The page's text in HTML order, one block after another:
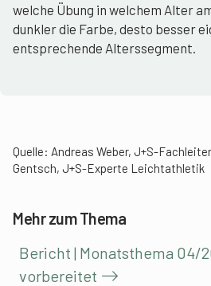
welche Übung in welchem Alter
dunkler die Farbe, desto besser
entsprechende Alterssegment.
Quelle: Andreas Weber, J+S-
Gentsch, J+S-Experte Leichtathletik
Mehr zum Thema
Bericht | Monatsthema 04/
vorbereitet